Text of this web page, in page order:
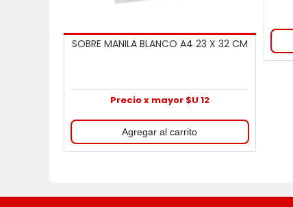
SOBRE MANILA BLANCO A4 23 X 32 CM
Precio x mayor $U 12